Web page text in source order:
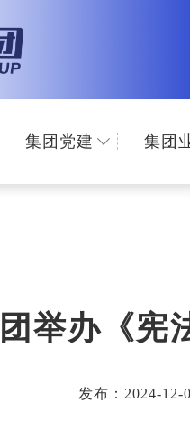
集团党建 集团
举办《宪
发布：2024-12-